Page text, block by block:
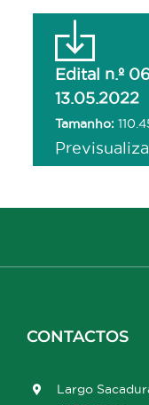
Edital n.º
13.05.2022
Tamanho:
CONTACTOS
Largo